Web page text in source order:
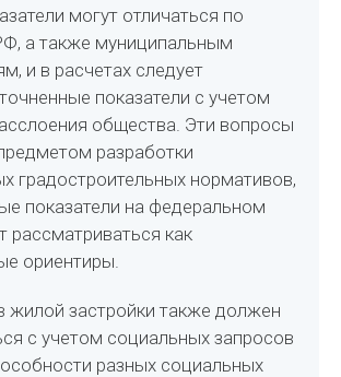
могут отличаться по
а также муниципальным
и в расчетах следует
показатели с учетом
общества. Эти вопросы
разработки
градостроительных нормативов,
показатели на федеральном
рассматриваться как
ориентиры.
жилой застройки также должен
с учетом социальных запросов
разных социальных